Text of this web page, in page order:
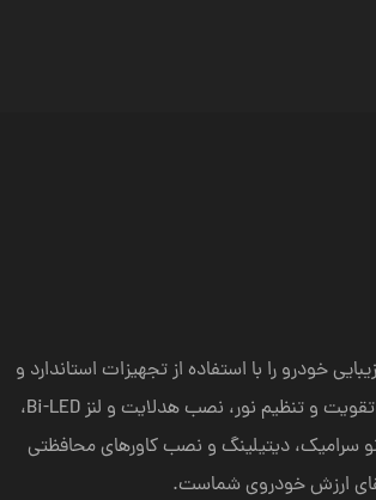
خودرو را با استفاده از تجهیزات استاندارد و
متریال باکیفیت ارائه می‌دهیم. خدمات ما شامل تقویت و تنظیم نور، نصب هدلایت و لنز Bi-LED،
سرامیک، دیتیلینگ و نصب کاورهای محافظتی
ارزش خودروی شماست.